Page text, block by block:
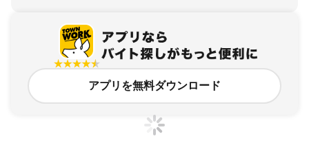
アプリを無料ダウンロード